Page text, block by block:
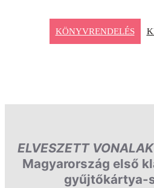
KÖNYVRENDELÉS
ELVESZETT
Magyarország első
gyűjtőkártya-